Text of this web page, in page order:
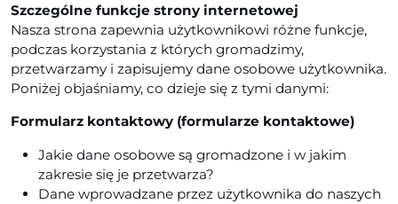
Szczególne funkcje strony internetowej
Nasza strona zapewnia użytkownikowi różne funkcje,
podczas korzystania z których gromadzimy,
przetwarzamy i zapisujemy dane osobowe użytkownika.
Poniżej objaśniamy, co dzieje się z tymi danymi:
Formularz kontaktowy (formularze kontaktowe)
Jakie dane osobowe są gromadzone i w jakim
zakresie się je przetwarza?
Dane wprowadzane przez użytkownika do naszych